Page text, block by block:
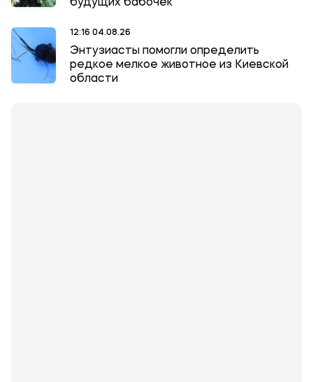
будущих бабочек
12:16 04.08.26
Энтузиасты помогли определить
редкое мелкое животное из Киевской
области